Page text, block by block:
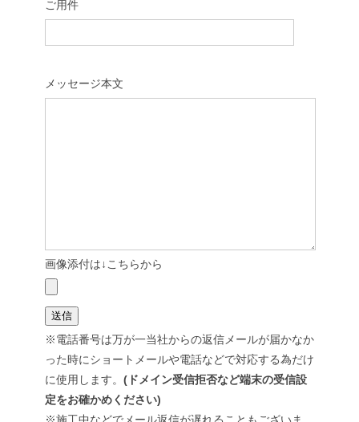
ご用件
メッセージ本文
画像添付は↓こちらから
※電話番号は万が一当社からの返信メールが届かなか
った時にショートメールや電話などで対応する為だけ
に使用します。 (ドメイン受信拒否など端末の受信設
定をお確かめください)